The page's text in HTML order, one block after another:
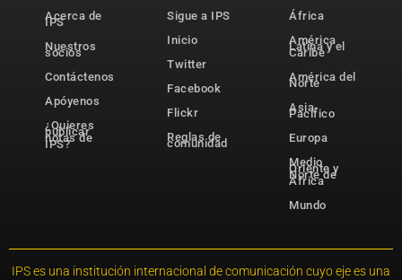
Acerca de
IPS
Nuestros
socios
Contáctenos
Apóyenos
¿Quieres
publicar
notas de
IPS?
Sigue a IPS
Inicio
Twitter
Facebook
Flickr
Reglas de
comunidad
África
América
Latina y el
Caribe
América del
Norte
Asia-
Pacífico
Europa
Medio
Oriente y
Norte de
África
Mundo
IPS es una institución internacional de comunicación cuyo eje es una